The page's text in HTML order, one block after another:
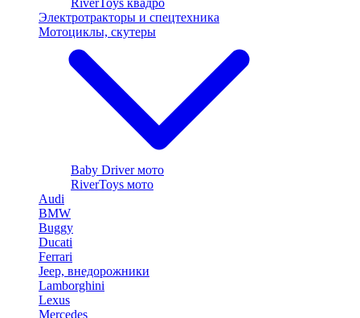
RiverToys квадро
Электротракторы и спецтехника
Мотоциклы, скутеры
Baby Driver мото
RiverToys мото
Audi
BMW
Buggy
Ducati
Ferrari
Jeep, внедорожники
Lamborghini
Lexus
Mercedes